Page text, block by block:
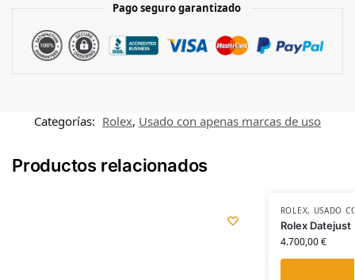
Pago seguro garantizado
Categorías: Rolex, Usado con apenas marcas de uso
Productos relacionados
ROLEX, USADO
Rolex
4.700,00€